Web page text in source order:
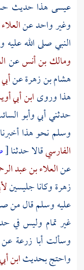
عيسى هذا حديث
وغير واحد عن
النبي صلى الله
ومالك بن أنسعن
هشام بن زهرةعن
هذا وروىابن أبي
حدثنيأبيوأبو
وسلم نحو هذا
الفارسيقالا حدثنا[
عنالعلاء بن عبد
زهرةوكانا جليسين
عليه وسلم قال من
غير تمام وليس في
وسألتأبا زرعة
واحتج بحديثابن